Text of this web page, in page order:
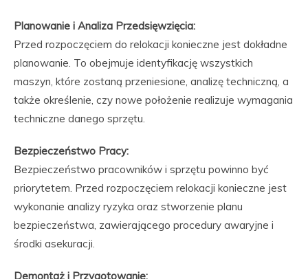
Planowanie i Analiza Przedsięwzięcia:
Przed rozpoczęciem do relokacji konieczne jest dokładne
planowanie. To obejmuje identyfikację wszystkich
maszyn, które zostaną przeniesione, analizę techniczną, a
także określenie, czy nowe położenie realizuje wymagania
techniczne danego sprzętu.
Bezpieczeństwo Pracy:
Bezpieczeństwo pracowników i sprzętu powinno być
priorytetem. Przed rozpoczęciem relokacji konieczne jest
wykonanie analizy ryzyka oraz stworzenie planu
bezpieczeństwa, zawierającego procedury awaryjne i
środki asekuracji.
Demontaż i Przygotowanie: